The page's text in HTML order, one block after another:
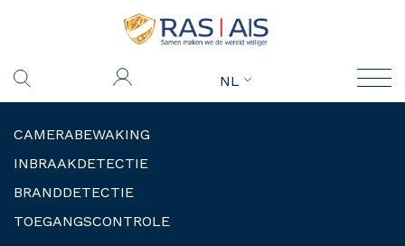
NL
CAMERABEWAKING
INBRAAKDETECTIE
BRANDDETECTIE
TOEGANGSCONTROLE